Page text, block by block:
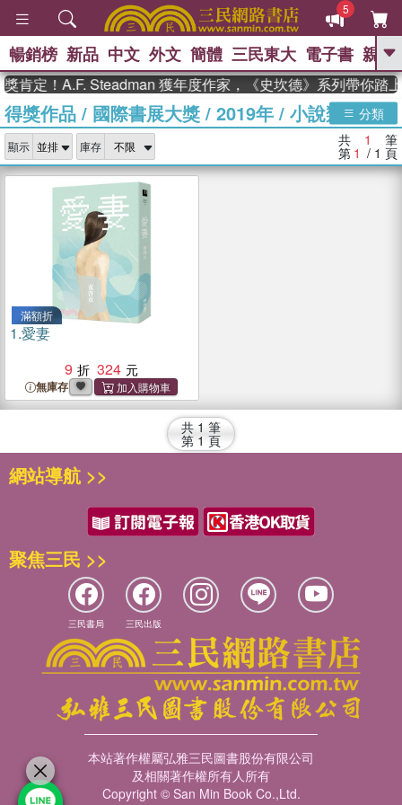
5
GO
熱搜： 東野圭吾 、 高希均教授回憶錄
、 The Odyssey 、 父親節 、 花開錦
台灣的
李登輝時代 、 數學女孩：黎曼猜想
暢銷榜 新品 中文 外文 簡體 三民東大 電子書 親子
肯定！A.F. Steadman 獲年度作家，《史坎德》系列帶你踏
得獎作品 / 國際書展大獎 / 2019年 / 小說類 分類
顯示 庫存 共 1 筆
第 1 / 1 頁
滿額折
1.愛妻
9
324
無庫存
共 1 筆
第 1 頁
網站導航 >>
聚焦三民 >>
三民書局 三民出版
本站著作權屬弘雅三民圖書股份有限公司
及相關著作權所有人所有
Copyright © San Min Book Co.,Ltd.